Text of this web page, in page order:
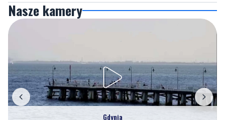
Nasze kamery
Gdynia